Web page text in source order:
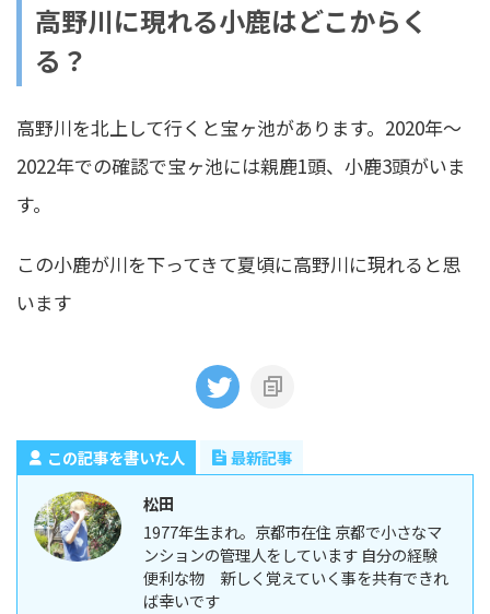
高野川に現れる小鹿はどこからく
る？
高野川を北上して行くと宝ヶ池があります。2020年～
2022年での確認で宝ヶ池には親鹿1頭、小鹿3頭がいま
す。
この小鹿が川を下ってきて夏頃に高野川に現れると思
います
この記事を書いた人
最新記事
松田
1977年生まれ。京都市在住 京都で小さなマ
ンションの管理人をしています 自分の経験
便利な物 新しく覚えていく事を共有できれ
ば幸いです